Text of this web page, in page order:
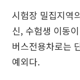
시험장 밀집지역
신, 수험생 이동
버스전용차로는
예외다.